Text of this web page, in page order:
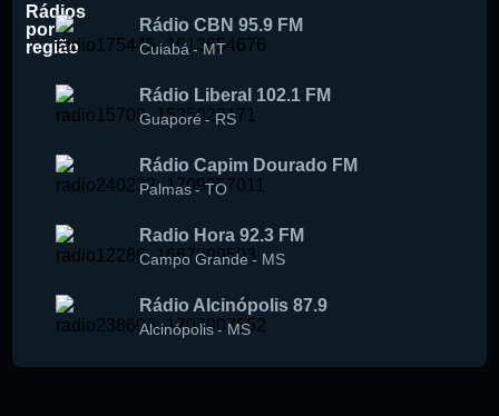
Rádios
por
região
Rádio CBN 95.9 FM
Cuiabá-MT
Rádio Liberal 102.1 FM
Guaporé -RS
Rádio Capim Dourado FM
Palmas-TO
Radio Hora 92.3 FM
Campo Grande- MS
Rádio Alcinópolis 87.9
Alcinópolis -MS